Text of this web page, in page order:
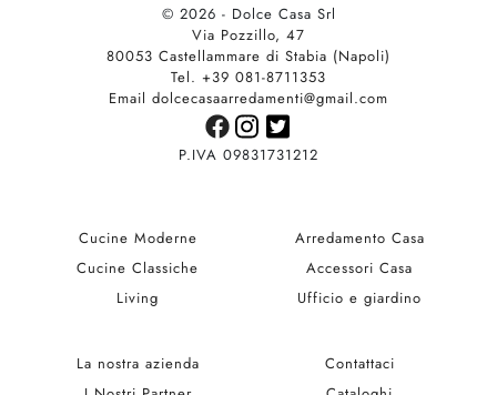
© 2026 - Dolce Casa Srl
Via Pozzillo, 47
80053 Castellammare di Stabia (Napoli)
Tel. +39 081-8711353
Email dolcecasaarredamenti@gmail.com
P.IVA 09831731212
Cucine Moderne
Cucine Classiche
Living
Arredamento Casa
Accessori Casa
Ufficio e giardino
La nostra azienda
Contattaci